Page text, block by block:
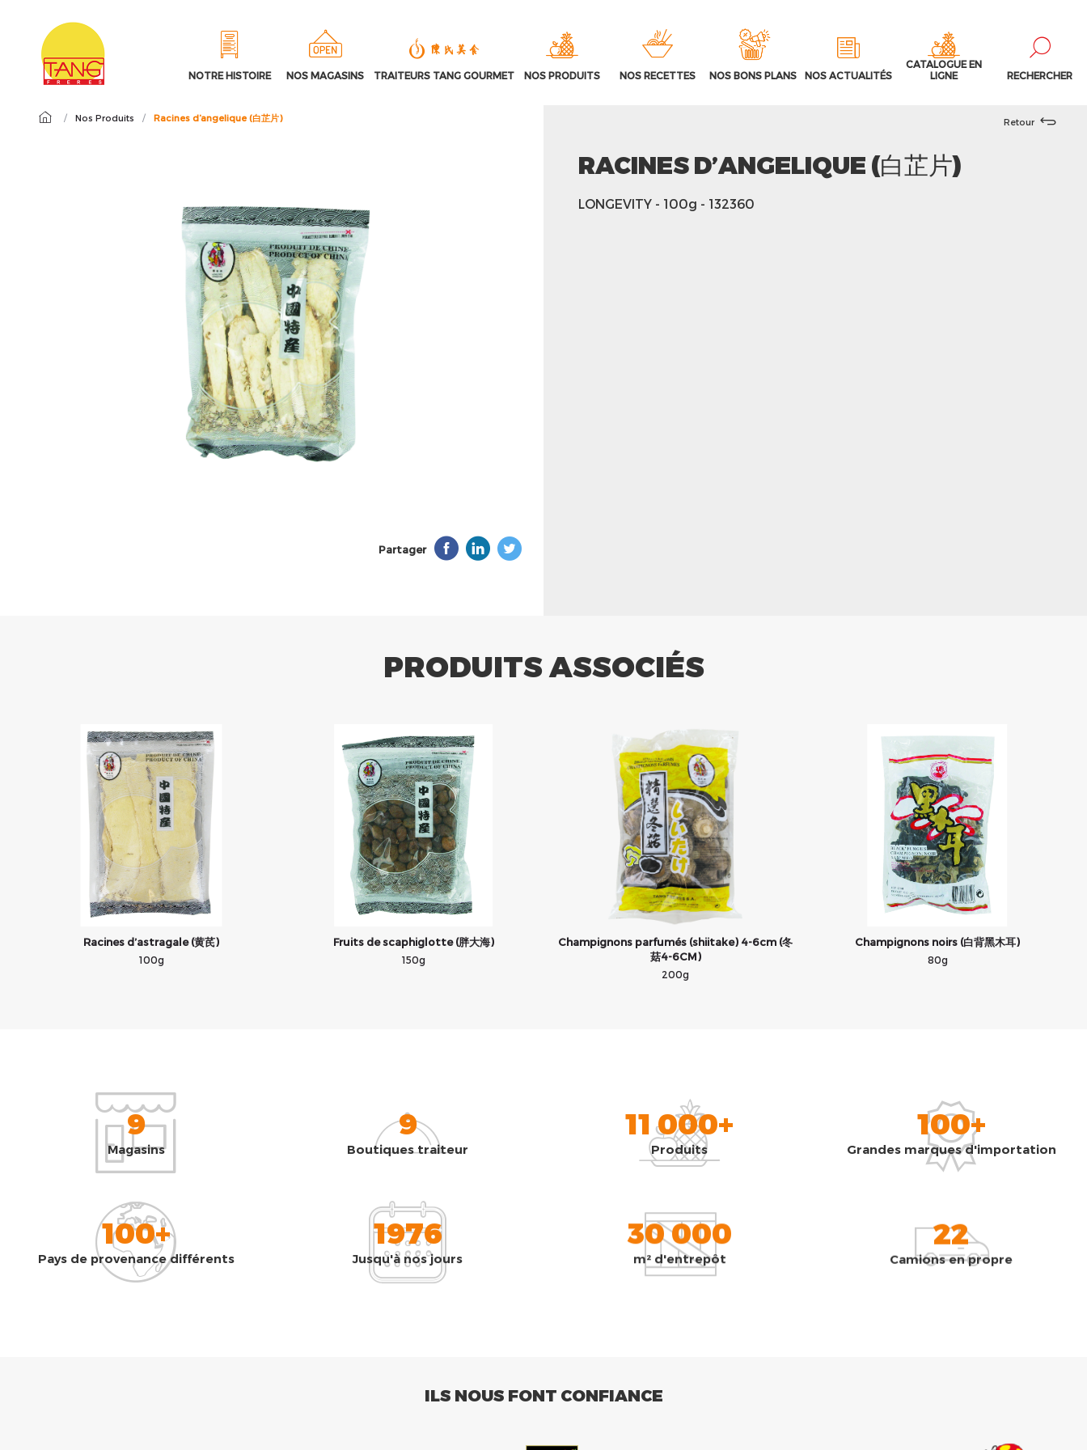
NOTRE HISTOIRE NOS MAGASINS TRAITEURS TANG GOURMET NOS PRODUITS NOS RECETTES NOS BONS PLANS NOS ACTUALITÉS
CATALOGUE EN
LIGNE
RECHERCHER
/ Nos Produits / Racines d’angelique (白芷片)
Partager
Retour
RACINES D’ANGELIQUE (白芷片)
LONGEVITY - 100g - 132360
PRODUITS ASSOCIÉS
Racines d’astragale (黄芪)
100g
Fruits de scaphiglotte (胖大海)
150g
Champignons parfumés (shiitake) 4-6cm (冬
菇4-6CM)
200g
Champignons noirs (白背黑木耳)
80g
9
Magasins
9
Boutiques traiteur
11 000+
Produits
100+
Grandes marques d'importation
100+
Pays de provenance différents
1976
Jusqu'à nos jours
30 000
m² d'entrepôt
22
Camions en propre
ILS NOUS FONT CONFIANCE